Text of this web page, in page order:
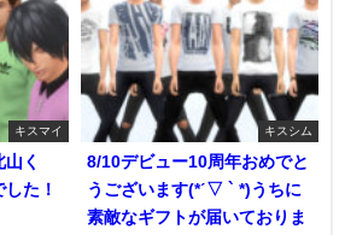
キスマイ
く
た！
キスシム
8/10デビュー10周年おめでと
うございます(*ˊ▽ ` *)うちに
素敵なギフトが届いておりま